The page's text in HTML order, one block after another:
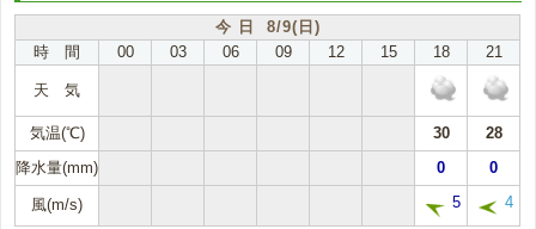
今 日 8/9(日)
時 間
00 03 06 09 12 15 18 21
天 気
気温(℃) 30
28
降水量(mm)
0 0
風(m/s) 5 4